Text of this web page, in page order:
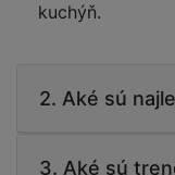
kuchýň.
2. Aké sú
3. Aké sú